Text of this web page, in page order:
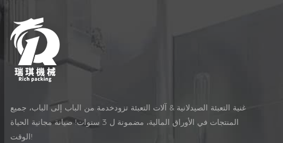
غنية التعبئة الصيدلانية & آلات التعبئة تزودخدمة من الباب إلى الباب، جميع
المنتجات في الأوراق المالية، مضمونة ل 3 سنوات! صيانة مجانية الحياة
الوقت!